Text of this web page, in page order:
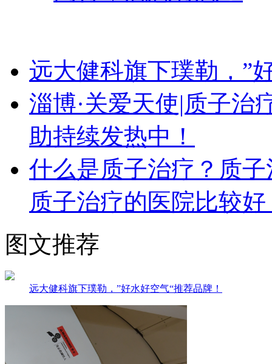
远大健科旗下璞勒，”
淄博·关爱天使|质子治
助持续发热中！
什么是质子治疗？质
质子治疗的医院比较好
图文推荐
远大健科旗下璞勒，”好水好空气“推荐品牌！